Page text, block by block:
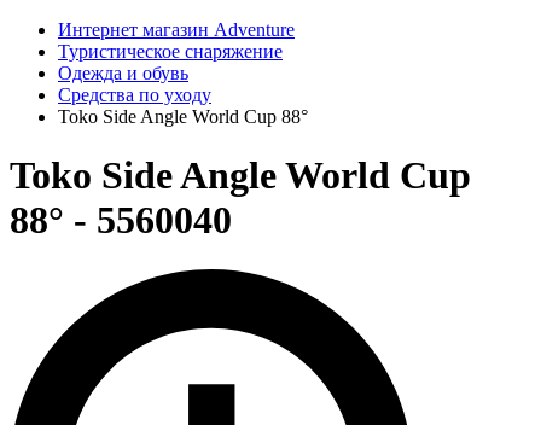
Интернет магазин Adventure
Туристическое снаряжение
Одежда и обувь
Средства по уходу
Toko Side Angle World Cup 88°
Toko Side Angle World Cup
88° - 5560040